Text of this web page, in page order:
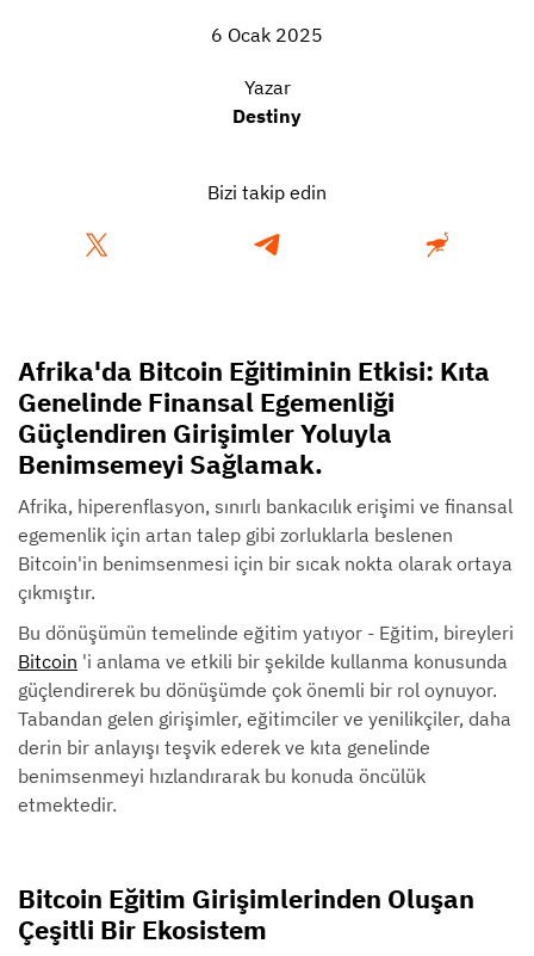
6 Ocak 2025
Yazar
Destiny
Bizi takip edin
Afrika'da Bitcoin Eğitiminin Etkisi: Kıta
Genelinde Finansal Egemenliği
Güçlendiren Girişimler Yoluyla
Benimsemeyi Sağlamak.
Afrika, hiperenflasyon, sınırlı bankacılık erişimi ve finansal
egemenlik için artan talep gibi zorluklarla beslenen
Bitcoin'in benimsenmesi için bir sıcak nokta olarak ortaya
çıkmıştır.
Bu dönüşümün temelinde eğitim yatıyor - Eğitim, bireyleri
Bitcoin 'i anlama ve etkili bir şekilde kullanma konusunda
güçlendirerek bu dönüşümde çok önemli bir rol oynuyor.
Tabandan gelen girişimler, eğitimciler ve yenilikçiler, daha
derin bir anlayışı teşvik ederek ve kıta genelinde
benimsenmeyi hızlandırarak bu konuda öncülük
etmektedir.
Bitcoin Eğitim Girişimlerinden Oluşan
Çeşitli Bir Ekosistem